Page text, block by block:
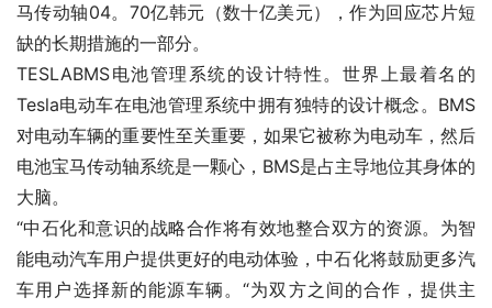
马传动轴04。70亿韩元（数十亿美元），作为回应芯片短
缺的长期措施的一部分。
TESLABMS电池管理系统的设计特性。世界上最着名的
Tesla电动车在电池管理系统中拥有独特的设计概念。BMS
对电动车辆的重要性至关重要，如果它被称为电动车，然后
电池宝马传动轴系统是一颗心，BMS是占主导地位其身体的
大脑。
“中石化和意识的战略合作将有效地整合双方的资源。为智
能电动汽车用户提供更好的电动体验，中石化将鼓励更多汽
车用户选择新的能源车辆。“为双方之间的合作，提供主